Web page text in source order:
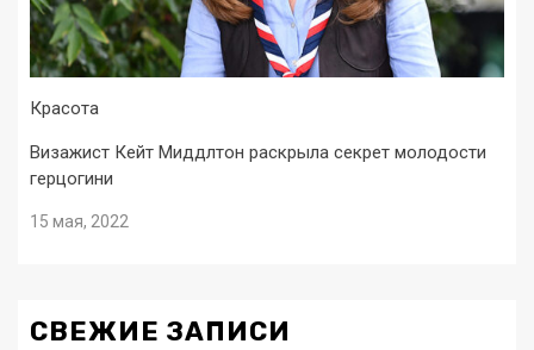
Красота
Визажист Кейт Миддлтон раскрыла секрет молодости
герцогини
15 мая, 2022
СВЕЖИЕ ЗАПИСИ